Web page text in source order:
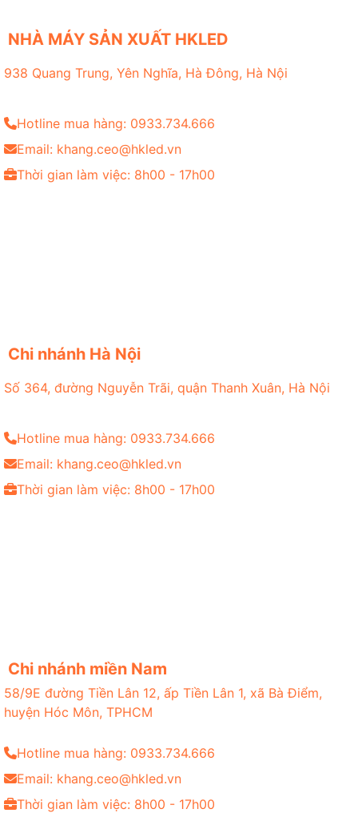
NHÀ MÁY SẢN XUẤT HKLED
938 Quang Trung, Yên Nghĩa, Hà Đông, Hà Nội
Hotline mua hàng: 0933.734.666
Email: khang.ceo@hkled.vn
Thời gian làm việc: 8h00 - 17h00
Chi nhánh Hà Nội
Số 364, đường Nguyễn Trãi, quận Thanh Xuân, Hà Nội
Hotline mua hàng: 0933.734.666
Email: khang.ceo@hkled.vn
Thời gian làm việc: 8h00 - 17h00
Chi nhánh miền Nam
58/9E đường Tiền Lân 12, ấp Tiền Lân 1, xã Bà Điểm,
huyện Hóc Môn, TPHCM
Hotline mua hàng: 0933.734.666
Email: khang.ceo@hkled.vn
Thời gian làm việc: 8h00 - 17h00